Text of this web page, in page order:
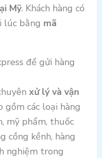
Mỹ. Khách hàng có
lúc bằng mã
để gửi hàng
xử lý và vận
gồm các loại hàng
mỹ phẩm, thuốc
cồng kềnh, hàng
nghiệm trong